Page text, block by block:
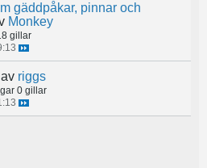
gäddpåkar, pinnar och
Monkey
gillar
av riggs
0 gillar